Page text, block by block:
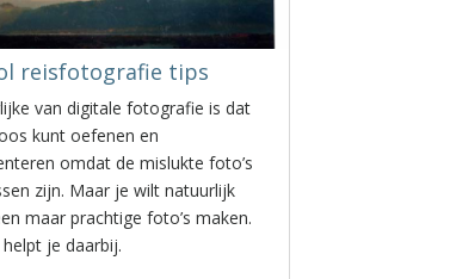
reisfotografie tips
van digitale fotografie is dat
kunt oefenen en
omdat de mislukte foto’s
zijn. Maar je wilt natuurlijk
maar prachtige foto’s maken.
je daarbij.